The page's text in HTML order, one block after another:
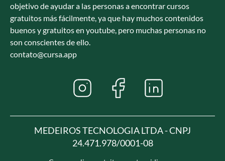
objetivo de ayudar a las personas a encontrar cursos
gratuitos más fácilmente, ya que hay muchos contenidos
buenos y gratuitos en youtube, pero muchas personas no
son conscientes de ello.
contato@cursa.app
MEDEIROS TECNOLOGIA LTDA - CNPJ
24.471.978/0001-08